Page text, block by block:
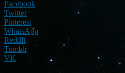
Facebook
Twitter
Pinterest
WhatsApp
ReddIt
Tumblr
VK